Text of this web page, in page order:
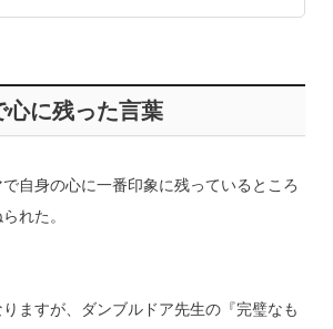
心に残った言葉
自身の心に一番印象に残っているところ
れた。
ますが、ダンブルドア先生の『完璧なも